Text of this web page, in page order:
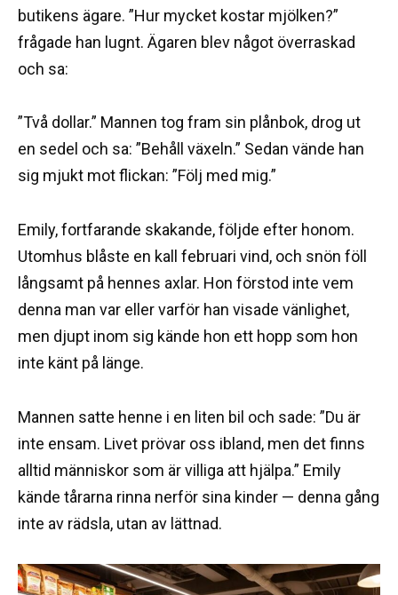
butikens ägare. ”Hur mycket kostar mjölken?”
frågade han lugnt. Ägaren blev något överraskad
och sa:
”Två dollar.” Mannen tog fram sin plånbok, drog ut
en sedel och sa: ”Behåll växeln.” Sedan vände han
sig mjukt mot flickan: ”Följ med mig.”
Emily, fortfarande skakande, följde efter honom.
Utomhus blåste en kall februari vind, och snön föll
långsamt på hennes axlar. Hon förstod inte vem
denna man var eller varför han visade vänlighet,
men djupt inom sig kände hon ett hopp som hon
inte känt på länge.
Mannen satte henne i en liten bil och sade: ”Du är
inte ensam. Livet prövar oss ibland, men det finns
alltid människor som är villiga att hjälpa.” Emily
kände tårarna rinna nerför sina kinder — denna gång
inte av rädsla, utan av lättnad.